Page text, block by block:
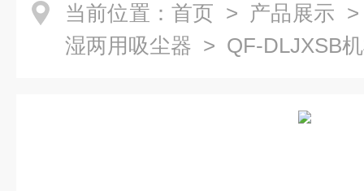
当前位置： 首页 > 产品展示
湿两用吸尘器 > QF-DLJXSB